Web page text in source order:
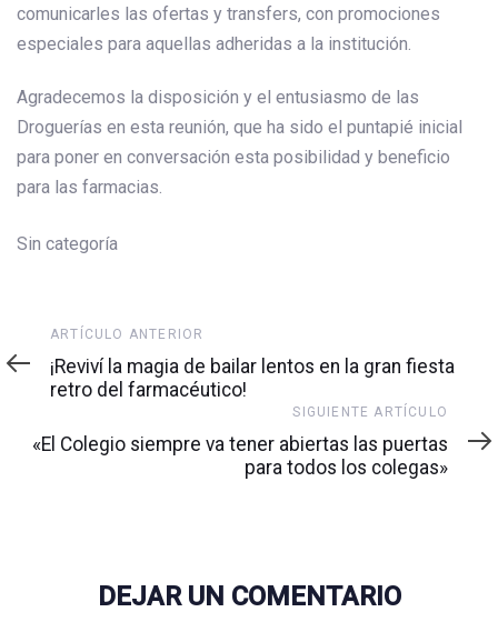
comunicarles las ofertas y transfers, con promociones
especiales para aquellas adheridas a la institución.
Agradecemos la disposición y el entusiasmo de las
Droguerías en esta reunión, que ha sido el puntapié inicial
para poner en conversación esta posibilidad y beneficio
para las farmacias.
Sin categoría
Artículo
anterior
ARTÍCULO ANTERIOR
¡Reviví la magia de bailar lentos en la gran fiesta
retro del farmacéutico!
artículo
SIGUIENTE ARTÍCULO
«El Colegio siempre va tener abiertas las puertas
para todos los colegas»
DEJAR UN COMENTARIO